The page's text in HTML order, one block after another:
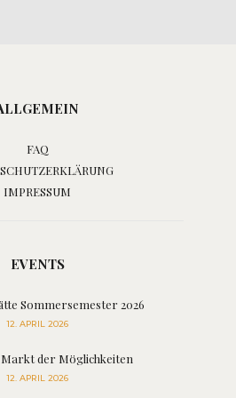
FAQ
IMPRESSUM
EVENTS
Sommersemester 2026
12. APRIL 2026
Markt der Möglichkeiten
12. APRIL 2026